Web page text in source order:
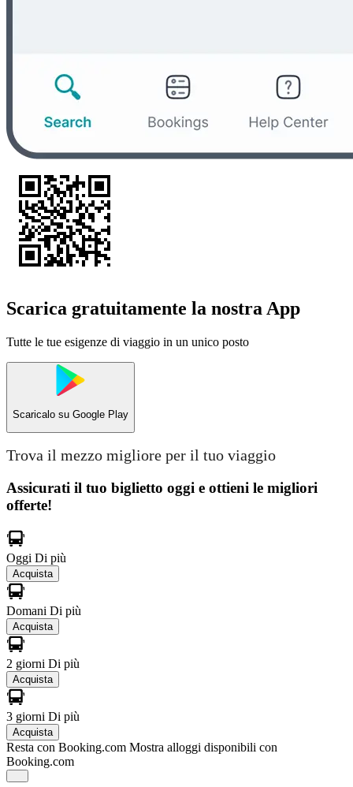
Scarica gratuitamente la nostra App
Tutte le tue esigenze di viaggio in un unico posto
Scaricalo su Google Play
Trova il mezzo migliore per il tuo viaggio
Assicurati il ​​tuo biglietto oggi e ottieni le migliori
offerte!
Oggi Di più
Acquista
Domani Di più
Acquista
2 giorni Di più
Acquista
3 giorni Di più
Acquista
Resta con Booking.com Mostra alloggi disponibili con
Booking.com